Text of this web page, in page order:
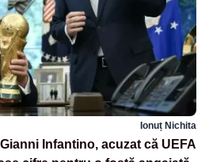
Ionuț Nichita
Infantino, acuzat că UEFA